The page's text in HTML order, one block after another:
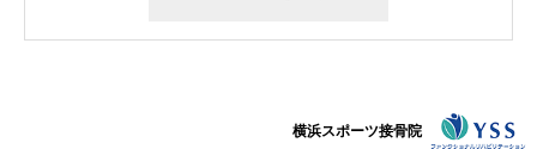
横浜スポーツ接骨院